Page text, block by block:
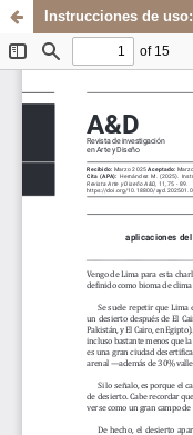
Sistema de
Bibliotecas
Departamento de
Arte y Diseño